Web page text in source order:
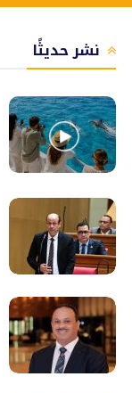
نشر حديثًا